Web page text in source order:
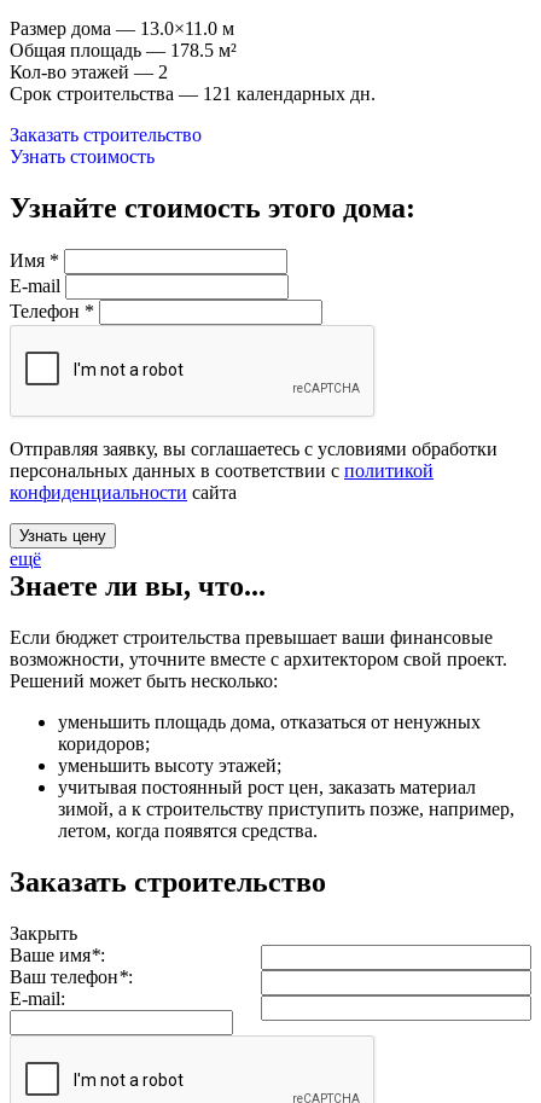
Размер дома — 13.0×11.0 м
Общая площадь — 178.5 м²
Кол-во этажей — 2
Срок строительства — 121 календарных дн.
Заказать строительство
Узнать стоимость
Узнайте стоимость этого дома:
Имя *
E-mail
Телефон *
Отправляя заявку, вы соглашаетесь с условиями обработки
персональных данных в соответствии с политикой
конфиденциальности сайта
ещё
Знаете ли вы, что...
Если бюджет строительства превышает ваши финансовые
возможности, уточните вместе с архитектором свой проект.
Решений может быть несколько:
уменьшить площадь дома, отказаться от ненужных
коридоров;
уменьшить высоту этажей;
учитывая постоянный рост цен, заказать материал
зимой, а к строительству приступить позже, например,
летом, когда появятся средства.
Заказать строительство
Закрыть
Ваше имя*:
Ваш телефон*:
E-mail: